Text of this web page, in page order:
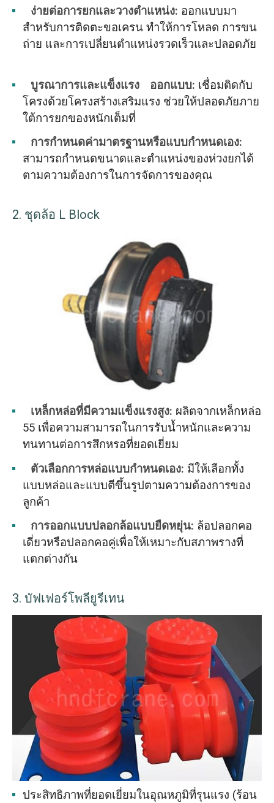
ง่ายต่อการยกและวางตำแหน่ง: ออกแบบมา
สำหรับการติดตะขอเครน ทำให้การโหลด การขน
ถ่าย และการเปลี่ยนตำแหน่งรวดเร็วและปลอดภัย
บูรณาการและแข็งแรง ออกแบบ: เชื่อมติดกับ
โครงด้วยโครงสร้างเสริมแรง ช่วยให้ปลอดภัยภาย
ใต้การยกของหนักเต็มที่
การกำหนดค่ามาตรฐานหรือแบบกำหนดเอง:
สามารถกำหนดขนาดและตำแหน่งของห่วงยกได้
ตามความต้องการในการจัดการของคุณ
2. ชุดล้อ L Block
เหล็กหล่อที่มีความแข็งแรงสูง: ผลิตจากเหล็กหล่อ
55 เพื่อความสามารถในการรับน้ำหนักและความ
ทนทานต่อการสึกหรอที่ยอดเยี่ยม
ตัวเลือกการหล่อแบบกำหนดเอง: มีให้เลือกทั้ง
แบบหล่อและแบบตีขึ้นรูปตามความต้องการของ
ลูกค้า
การออกแบบปลอกล้อแบบยืดหยุ่น: ล้อปลอกคอ
เดี่ยวหรือปลอกคอคู่เพื่อให้เหมาะกับสภาพรางที่
แตกต่างกัน
3. บัฟเฟอร์โพลียูรีเทน
ประสิทธิภาพที่ยอดเยี่ยมในอุณหภูมิที่รุนแรง (ร้อน